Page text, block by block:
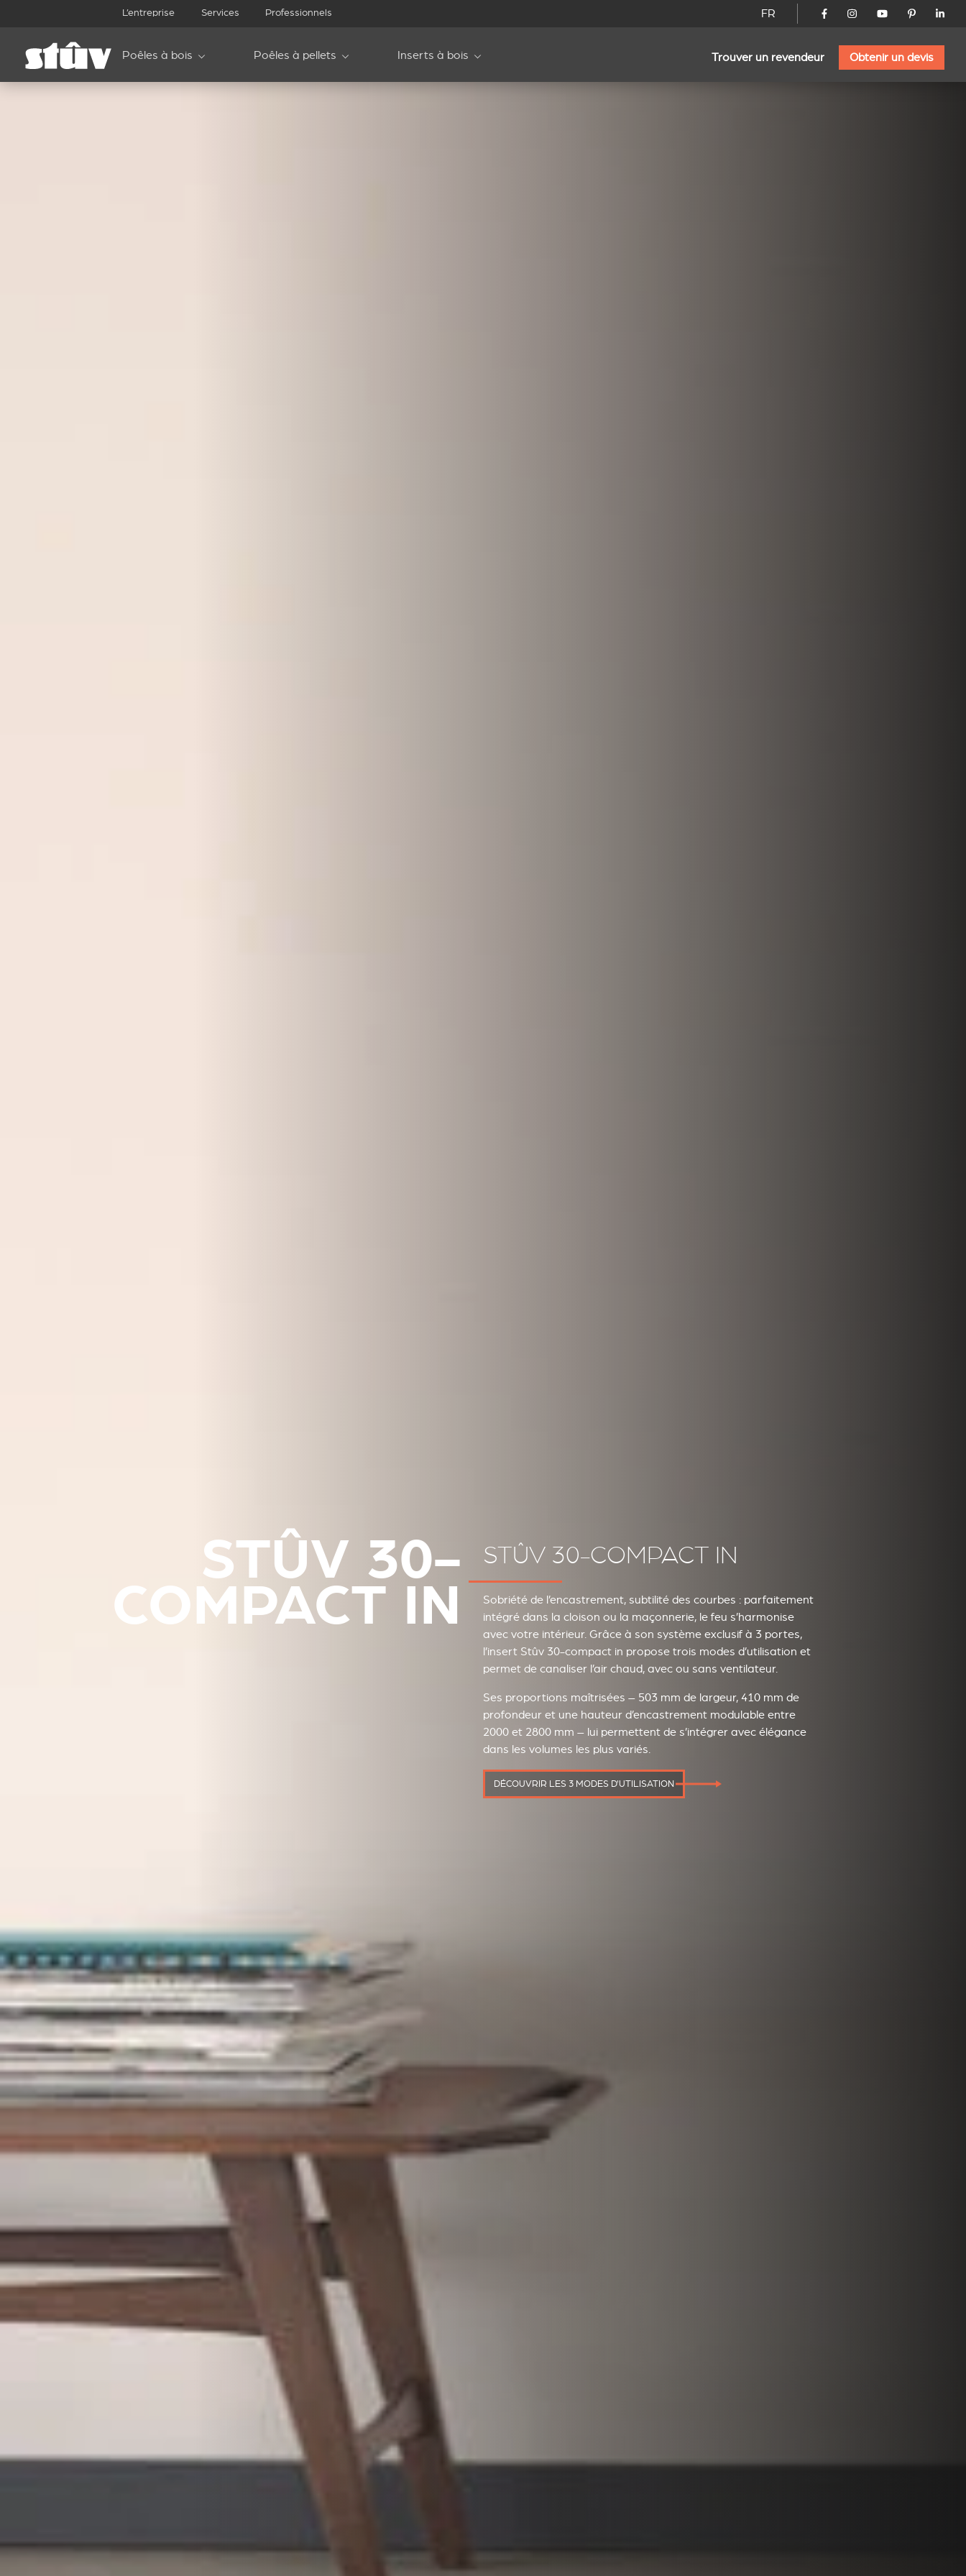
L’entreprise Services Professionnels FR
Poêles à bois Poêles à pellets Inserts à bois Trouver un revendeur Obtenir un devis
STÛV 30-
COMPACT IN
STÛV 30-COMPACT IN
Sobriété de l’encastrement, subtilité des courbes : parfaitement
intégré dans la cloison ou la maçonnerie, le feu s’harmonise
avec votre intérieur. Grâce à son système exclusif à 3 portes,
l’insert Stûv 30-compact in propose trois modes d’utilisation et
permet de canaliser l’air chaud, avec ou sans ventilateur.
Ses proportions maîtrisées – 503 mm de largeur, 410 mm de
profondeur et une hauteur d’encastrement modulable entre
2000 et 2800 mm – lui permettent de s’intégrer avec élégance
dans les volumes les plus variés.
DÉCOUVRIR LES 3 MODES D'UTILISATION